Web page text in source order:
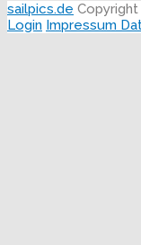
sailpics.de
Login Impressum